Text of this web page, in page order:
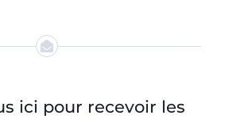
ici pour recevoir les